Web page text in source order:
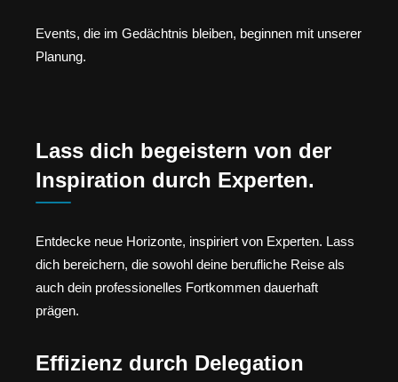
Events, die im Gedächtnis bleiben, beginnen mit unserer
Planung.
Lass dich begeistern von der
Inspiration durch Experten.
Entdecke neue Horizonte, inspiriert von Experten. Lass
dich bereichern, die sowohl deine berufliche Reise als
auch dein professionelles Fortkommen dauerhaft
prägen.
Effizienz durch Delegation